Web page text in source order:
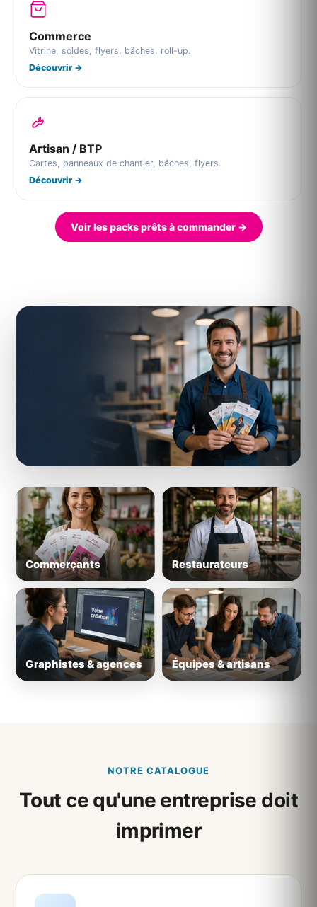
Commerce
Vitrine, soldes, flyers, bâches, roll-up.
Découvrir →
Artisan / BTP
Cartes, panneaux de chantier, bâches, flyers.
Découvrir →
Voir les packs prêts à commander →
Une solution concrète pour des
professionnels réels
Derrière la technologie et l'IA, des pros qui font
tourner leur communication au quotidien.
Commerçants Restaurateurs
Graphistes & agences Équipes & artisans
NOTRE CATALOGUE
Tout ce qu'une entreprise doit
imprimer